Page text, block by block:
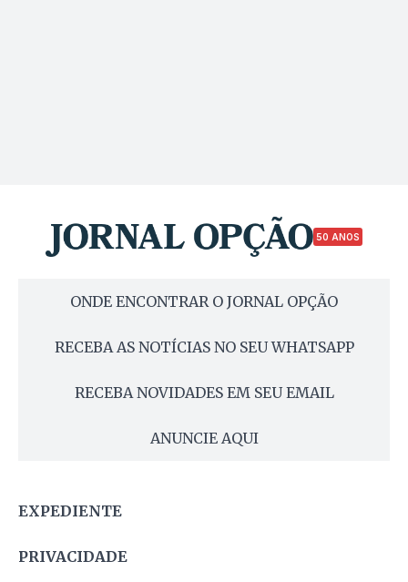
50 ANOS
ONDE ENCONTRAR O JORNAL OPÇÃO
RECEBA AS NOTÍCIAS NO SEU WHATSAPP
RECEBA NOVIDADES EM SEU EMAIL
ANUNCIE AQUI
EXPEDIENTE
PRIVACIDADE